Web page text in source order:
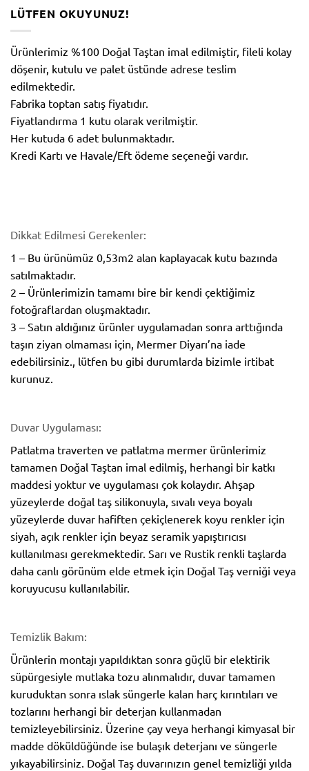
LÜTFEN OKUYUNUZ!
Ürünlerimiz %100 Doğal Taştan imal edilmiştir, fileli kolay
döşenir, kutulu ve palet üstünde adrese teslim
edilmektedir.
Fabrika toptan satış fiyatıdır.
Fiyatlandırma 1 kutu olarak verilmiştir.
Her kutuda 6 adet bulunmaktadır.
Kredi Kartı ve Havale/Eft ödeme seçeneği vardır.
Dikkat Edilmesi Gerekenler:
1 – Bu ürünümüz 0,53m2 alan kaplayacak kutu bazında
satılmaktadır.
2 – Ürünlerimizin tamamı bire bir kendi çektiğimiz
fotoğraflardan oluşmaktadır.
3 – Satın aldığınız ürünler uygulamadan sonra arttığında
taşın ziyan olmaması için, Mermer Diyarı’na iade
edebilirsiniz., lütfen bu gibi durumlarda bizimle irtibat
kurunuz.
Duvar Uygulaması:
Patlatma traverten ve patlatma mermer ürünlerimiz
tamamen Doğal Taştan imal edilmiş, herhangi bir katkı
maddesi yoktur ve uygulaması çok kolaydır. Ahşap
yüzeylerde doğal taş silikonuyla, sıvalı veya boyalı
yüzeylerde duvar hafiften çekiçlenerek koyu renkler için
siyah, açık renkler için beyaz seramik yapıştırıcısı
kullanılması gerekmektedir. Sarı ve Rustik renkli taşlarda
daha canlı görünüm elde etmek için Doğal Taş verniği veya
koruyucusu kullanılabilir.
Temizlik Bakım:
Ürünlerin montajı yapıldıktan sonra güçlü bir elektirik
süpürgesiyle mutlaka tozu alınmalıdır, duvar tamamen
kuruduktan sonra ıslak süngerle kalan harç kırıntıları ve
tozlarını herhangi bir deterjan kullanmadan
temizleyebilirsiniz. Üzerine çay veya herhangi kimyasal bir
madde döküldüğünde ise bulaşık deterjanı ve süngerle
yıkayabilirsiniz. Doğal Taş duvarınızın genel temizliği yılda